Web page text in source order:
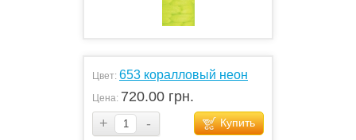
Цвет: 653 коралловый неон
Цена: 720.00 грн.
+
- Купить